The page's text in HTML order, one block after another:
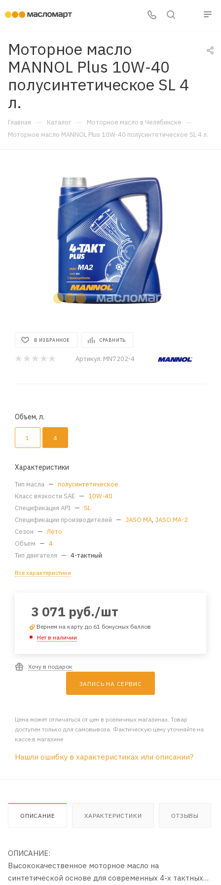
Моторное масло
MANNOL Plus 10W-40
полусинтетическое SL 4
л.
Главная — Каталог — Моторное масло в Челябинске —
Моторное масло MANNOL Plus 10W-40 полусинтетическое SL 4 л.
В ИЗБРАННОЕ СРАВНИТЬ
Артикул: MN7202-4
Объем, л.
1 4
Характеристики
Тип масла — полусинтетическое
Класс вязкости SAE — 10W-40
Спецификация API — SL
Спецификации производителей — JASO MA, JASO MA-2
Сезон — Лето
Объем — 4
Тип двигателя — 4-тактный
Все характеристики
3 071 руб./шт
Вернем на карту до 61 бонусных баллов
Нет в наличии
Хочу в подарок
ЗАПИСЬ НА СЕРВИС
Цена может отличаться от цен в розничных магазинах. Товар
доступен только для самовывоза. Фактическую цену уточняйте на
кассе в магазине
Нашли ошибку в характеристиках или описании?
ОПИСАНИЕ ХАРАКТЕРИСТИКИ ОТЗЫВЫ
ОПИСАНИЕ:
Высококачественное моторное масло на
синтетической основе для современных 4-х тактных